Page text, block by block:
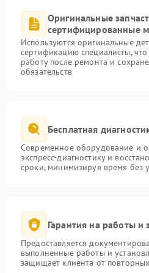
Оригинальные
сертифицированные
Используются оригинальные
сертификацию специалисты,
работу после ремонта и
обязательств
Бесплатная
Современное оборудование и
экспресс-диагностику и
сроки, минимизируя время без
Гарантия на работы и
Предоставляется
выполненные работы и
защищает клиента от